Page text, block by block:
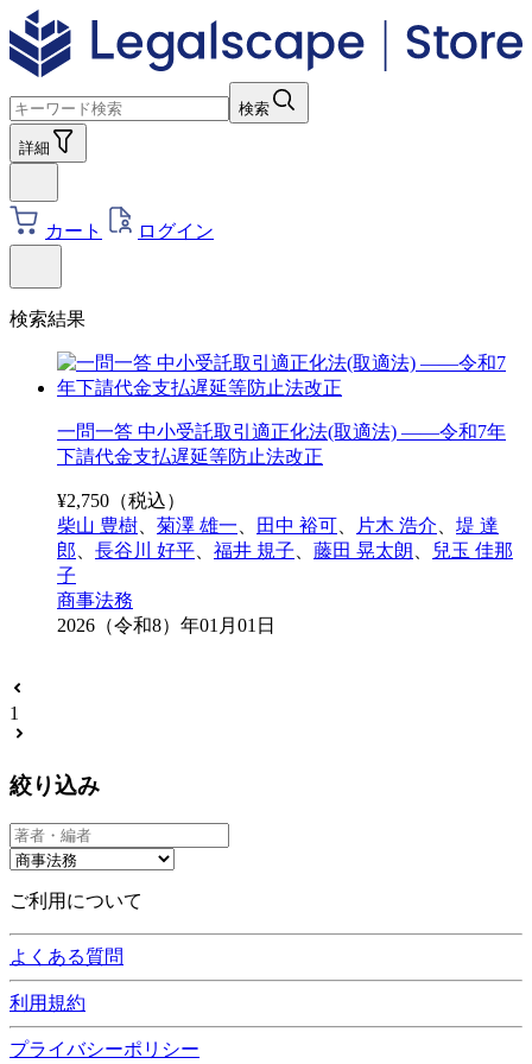
検索
詳細
カート ログイン
検索結果
一問一答 中小受託取引適正化法(取適法) ――令和7年
下請代金支払遅延等防止法改正
¥2,750 （税込）
柴山 豊樹
菊澤 雄一 田中 裕可 片木 浩介
堤 達
郎
長谷川 好平 福井 規子 藤田 晃太朗
兒玉 佳那
子
商事法務
2026（令和8）年01月01日
1
絞り込み
ご利用について
よくある質問
利用規約
プライバシーポリシー